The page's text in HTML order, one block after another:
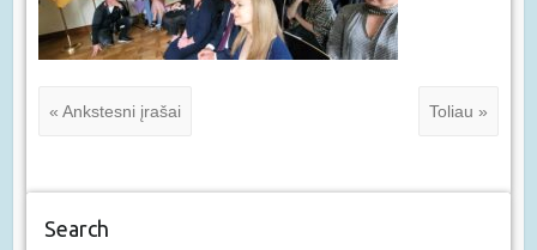
« Ankstesni įrašai Toliau »
Search